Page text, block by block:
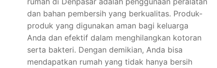
dan bahan pembersih yang berkualitas. Produk-
produk yang digunakan aman bagi keluarga
Anda dan efektif dalam menghilangkan kotoran
serta bakteri. Dengan demikian, Anda bisa
mendapatkan rumah yang tidak hanya bersih